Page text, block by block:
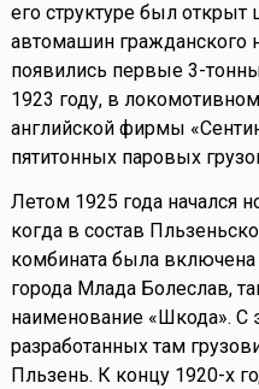
его структуре был открыт
автомашин гражданского
появились первые 3-
1923 году, в
английской фирмы
пятитонных паровых
Летом 1925 года начался
когда в состав
комбината была
города Млада Болеслав,
наименование «Шкода». С
разработанных там
Пльзень. К концу 1920-х